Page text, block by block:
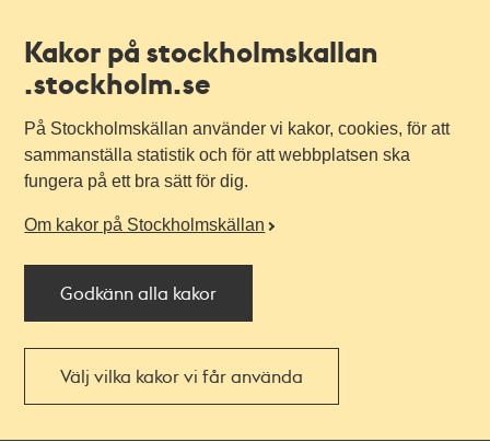
Kakor på stockholmskallan
.stockholm.se
På Stockholmskällan använder vi kakor, cookies, för att
sammanställa statistik och för att webbplatsen ska
fungera på ett bra sätt för dig.
Om kakor på Stockholmskällan
Godkänn alla kakor
Välj vilka kakor vi får använda